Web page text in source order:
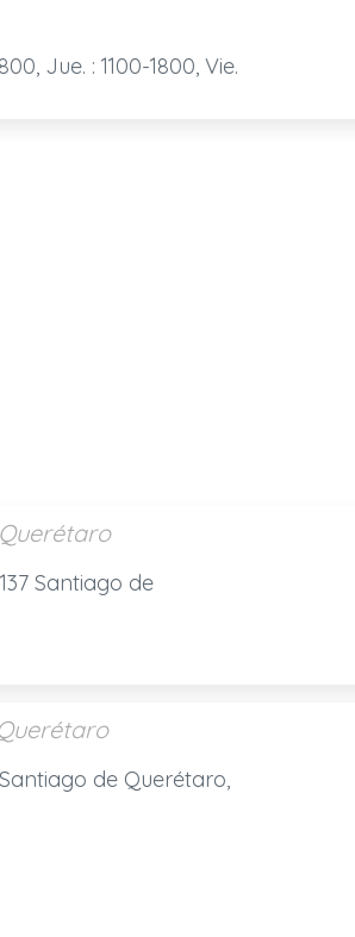
Jue. : 1100-1800, Vie.
Santiago de
de Querétaro,